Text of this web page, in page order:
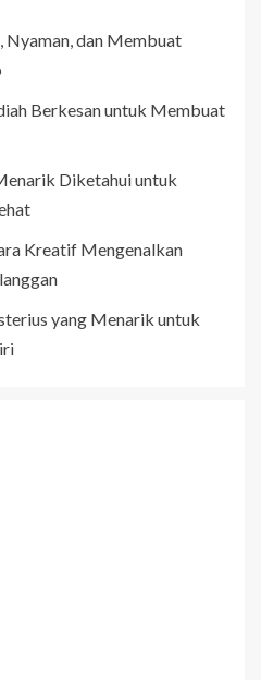
Nyaman, dan Membuat
Berkesan untuk Membuat
Diketahui untuk
Kreatif Mengenalkan
yang Menarik untuk